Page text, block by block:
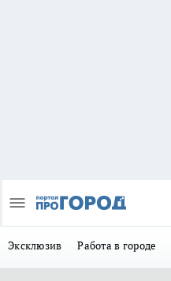
Эксклюзив Работа в городе